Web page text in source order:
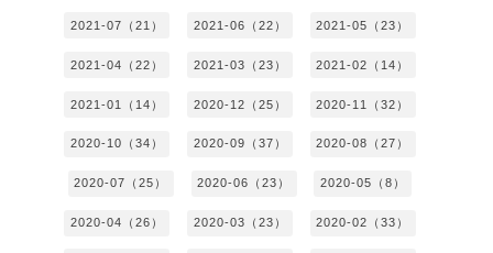
2021-07（21） 2021-06（22） 2021-05（23）
2021-04（22） 2021-03（23） 2021-02（14）
2021-01（14） 2020-12（25） 2020-11（32）
2020-10（34） 2020-09（37） 2020-08（27）
2020-07（25） 2020-06（23） 2020-05（8）
2020-04（26） 2020-03（23） 2020-02（33）